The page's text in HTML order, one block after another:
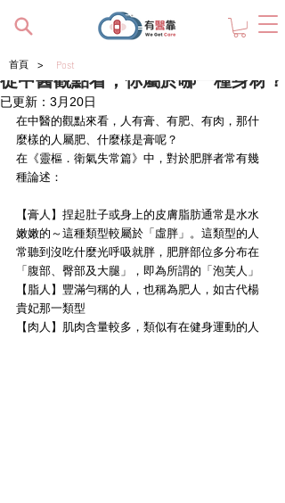
從中醫觀點看，你屬於哪一種身材？
已更新： 3月20日
在中醫的觀點來看，人有膏、有肥、有肉，那什
麼樣的人屬肥、什麼樣是膏呢？
在《靈樞．衛氣失常篇》中，對於肥胖者常有幾
種論述：
【膏人】 捏起肚子或身上的皮膚脂肪通常是水水
嫩嫩的～這種類型較屬於「虛胖」。這類型的人
常聽到沒吃什麼光呼吸就胖，肥胖部位多分布在
「腹部、臀部及大腿」，即為所謂的「泡芙人」
【脂人】 豐滿勻稱的人，也稱為肥人，如古代楊
貴妃那一類型
【肉人】
肌肉含量較多，類似有在健身運動的人
首頁 > Post